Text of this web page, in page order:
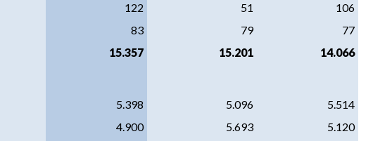
122 51
106
83 79
77
15.357 15.201 14.066
5.398 5.096
5.514
4.900 5.693
5.120